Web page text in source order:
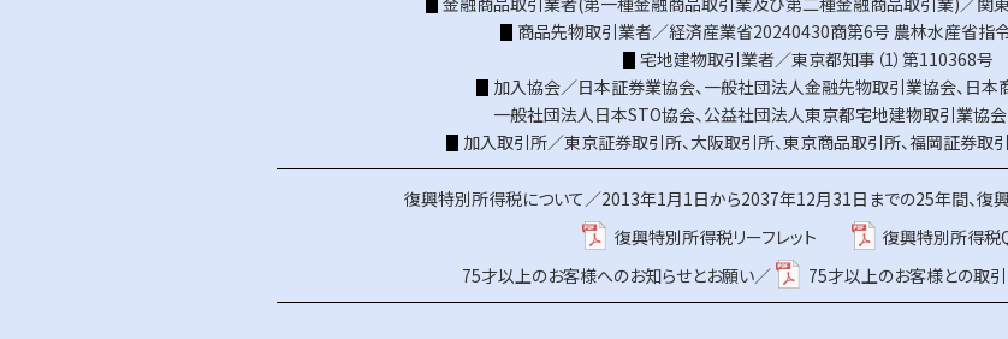
商品先物取引業者／経済産業省20240430商第6号 農林水産省指
宅地建物取引業者／東京都知事（1）第110368号
加入協会／日本証券業協会、 一般社団法人金融先物取引業協会、 日本
一般社団法人日本STO協会、 公益社団法人東京都宅地建物取引業協会
加入取引所／東京証券取引所、大阪取引所、東京商品取引所、福岡証券取
復興特別所得税について／2013年1月1日から2037年12月31日までの25年間、復
復興特別所得税リーフレット
復興特別所得税
75才以上のお客様へのお知らせとお願い／
75才以上のお客様との取引